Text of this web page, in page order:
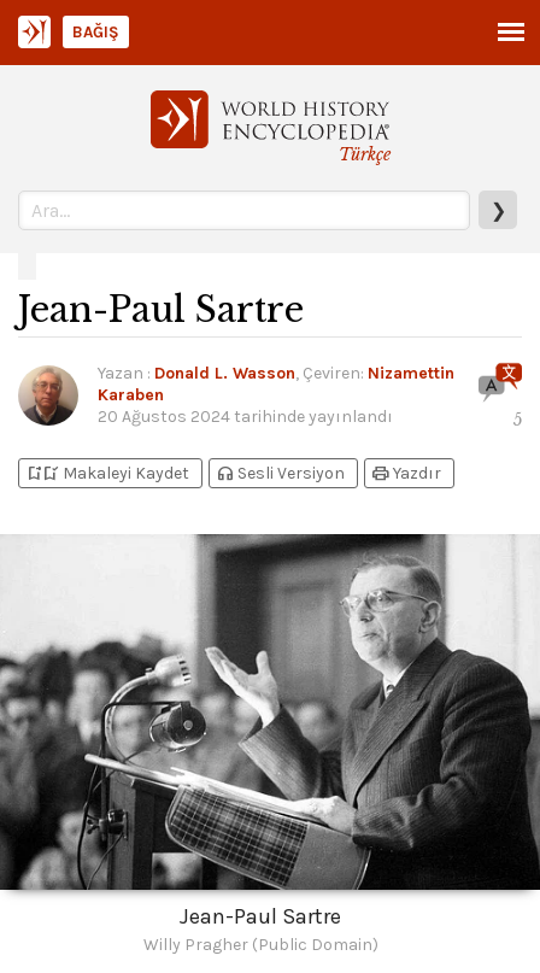
Türkçe
❯
BAĞIŞ
Jean-Paul Sartre
Yazan : Donald L. Wasson, Çeviren: Nizamettin
Karaben
20 Ağustos 2024 tarihinde yayınlandı 5
bookmark_addbookmark_added Makaleyi Kaydet headphones Sesli Versiyon printYazdır
Jean-Paul Sartre
Willy Pragher (Public Domain)